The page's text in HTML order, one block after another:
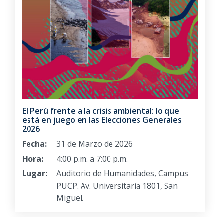
El Perú frente a la crisis ambiental: lo que
está en juego en las Elecciones Generales
2026
Fecha:
31 de Marzo de 2026
Hora:
4:00 p.m. a 7:00 p.m.
Lugar:
Auditorio de Humanidades, Campus
PUCP. Av. Universitaria 1801, San
Miguel.